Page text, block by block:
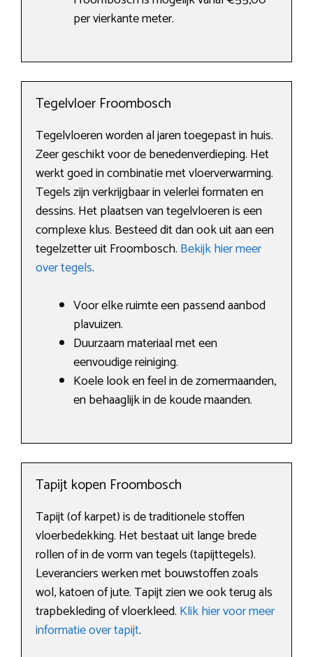
per vierkante meter.
Tegelvloer Froombosch
Tegelvloeren worden al jaren toegepast in huis.
Zeer geschikt voor de benedenverdieping. Het
werkt goed in combinatie met vloerverwarming.
Tegels zijn verkrijgbaar in velerlei formaten en
dessins. Het plaatsen van tegelvloeren is een
complexe klus. Besteed dit dan ook uit aan een
tegelzetter uit Froombosch. Bekijk hier meer
over tegels.
Voor elke ruimte een passend aanbod
plavuizen.
Duurzaam materiaal met een
eenvoudige reiniging.
Koele look en feel in de zomermaanden,
en behaaglijk in de koude maanden.
Tapijt kopen Froombosch
Tapijt (of karpet) is de traditionele stoffen
vloerbedekking. Het bestaat uit lange brede
rollen of in de vorm van tegels (tapijttegels).
Leveranciers werken met bouwstoffen zoals
wol, katoen of jute. Tapijt zien we ook terug als
trapbekleding of vloerkleed. Klik hier voor meer
informatie over tapijt.